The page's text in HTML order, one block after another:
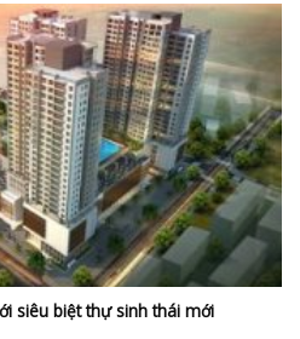
siêu biệt thự sinh thái mới